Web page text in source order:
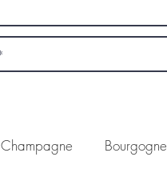
Champagne Bourgogne